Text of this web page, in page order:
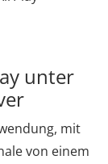
unter
mit
von einem